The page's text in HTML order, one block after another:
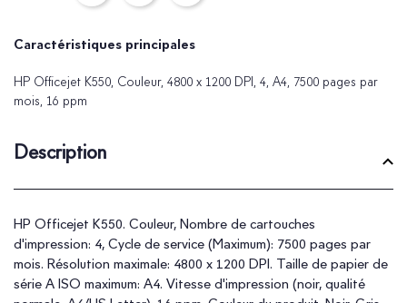
Caractéristiques principales
HP Officejet K550, Couleur, 4800 x 1200 DPI, 4, A4, 7500 pages par
mois, 16 ppm
Description
HP Officejet K550. Couleur, Nombre de cartouches
d'impression: 4, Cycle de service (Maximum): 7500 pages par
mois. Résolution maximale: 4800 x 1200 DPI. Taille de papier de
série A ISO maximum: A4. Vitesse d'impression (noir, qualité